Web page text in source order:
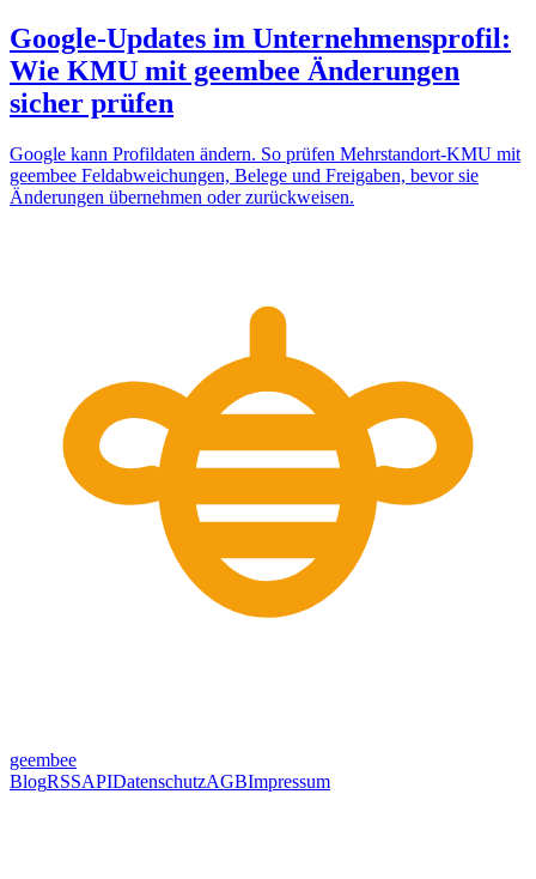
Google-Updates im Unternehmensprofil:
Wie KMU mit geembee Änderungen
sicher prüfen
Google kann Profildaten ändern. So prüfen Mehrstandort-KMU mit
geembee Feldabweichungen, Belege und Freigaben, bevor sie
Änderungen übernehmen oder zurückweisen.
geembee
BlogRSSAPIDatenschutzAGBImpressum